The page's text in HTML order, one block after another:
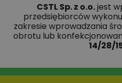
CSTL Sp. z o.o.jest
przedsiębiorców
zakresie wprowadzania
obrotu lub
14/28/